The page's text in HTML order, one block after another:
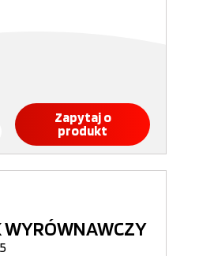
Zapytaj o
produkt
WYRÓWNAWCZY